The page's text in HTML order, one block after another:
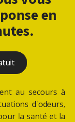
en
au secours à
d'odeurs,
la santé et la